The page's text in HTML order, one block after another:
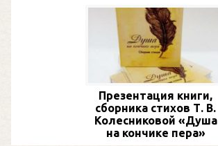
Презентация книги,
сборника стихов Т. В.
Колесниковой «Душа
на кончике пера»